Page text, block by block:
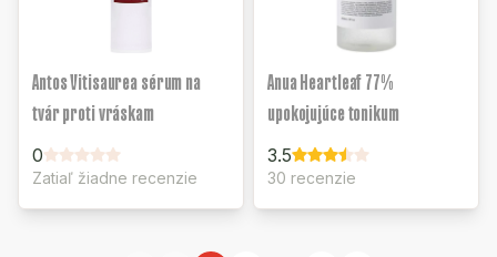
Antos Vitisaurea sérum na
tvár proti vráskam
0
Zatiaľ žiadne recenzie
Anua Heartleaf 77%
upokojujúce tonikum
3.5
30 recenzie